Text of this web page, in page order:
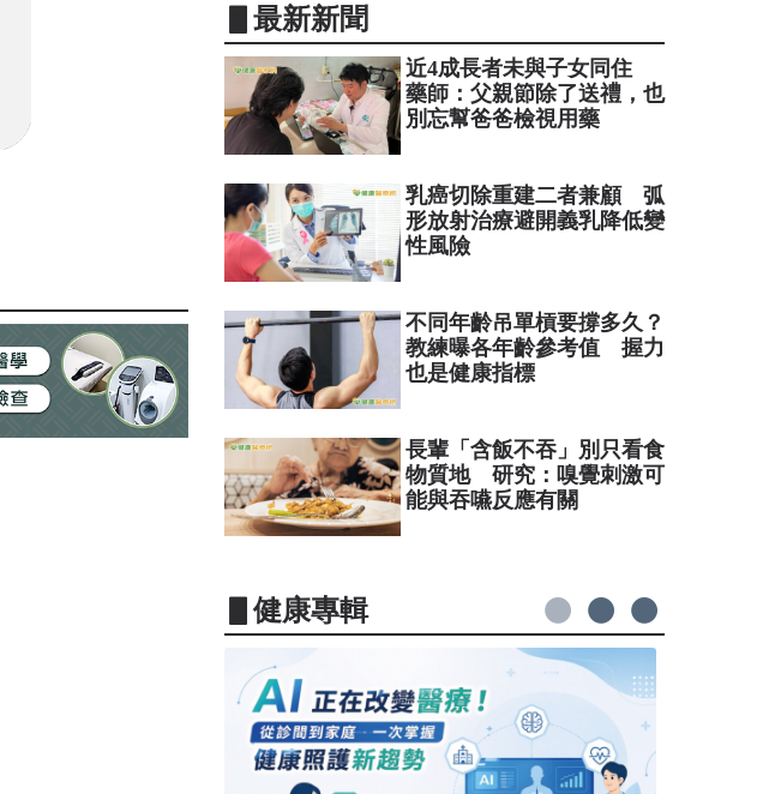
▋最新新聞
近4成長者未與子女同住
藥師：父親節除了送禮，也
別忘幫爸爸檢視用藥
乳癌切除重建二者兼顧 弧
形放射治療避開義乳降低變
性風險
不同年齡吊單槓要撐多久？
教練曝各年齡參考值 握力
也是健康指標
長輩「含飯不吞」別只看食
物質地 研究：嗅覺刺激可
能與吞嚥反應有關
▋健康專輯